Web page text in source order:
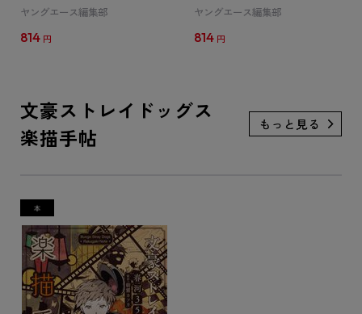
ヤングエース編集部
814 円
ヤングエース編集部
814 円
文豪ストレイドッグス
楽描手帖